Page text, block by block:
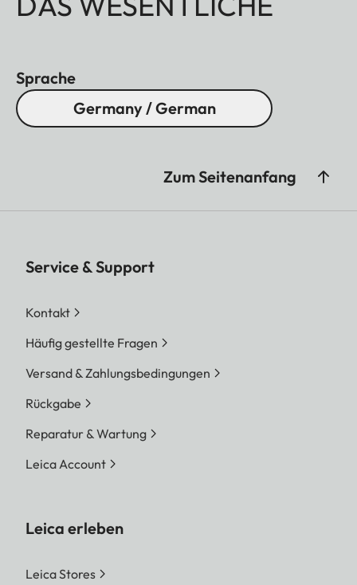
Sprache
Germany / German
Zum Seitenanfang
Service & Support
Kontakt
Häufig gestellte Fragen
Versand & Zahlungsbedingungen
Rückgabe
Reparatur & Wartung
Leica Account
Leica erleben
Leica Stores